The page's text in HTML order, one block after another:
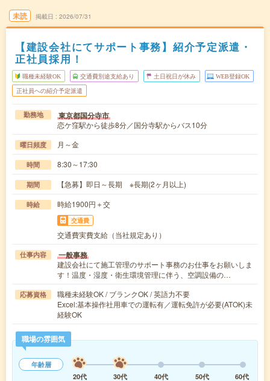
未読 掲載日 2026/07/31
【建設会社にてサポート事務】紹介予定派遣・
正社員採用！
職種未経験OK 交通費別途支給あり 土日祝日が休み WEB登録OK
正社員への紹介予定派遣
勤務地 東京都国分寺市
恋ケ窪駅から徒歩8分／国分寺駅からバス10分
曜日頻度 月～金
時間 8:30～17:30
期間 【急募】即日～長期 ※長期(2ヶ月以上)
時給 時給1900円＋交
交通費
交通費実費支給（当社規定あり）
仕事内容 一般事務
建設会社にて施工管理のサポート事務のお仕事をお願いしま
す！温度・湿度・衛生環境管理に伴う、空調設備の…
応募資格
職種未経験OK / ブランクOK / 英語力不要
Excel:基本操作社用車での運転有／運転免許が必要(ATOK)未
経験OK
職場の雰囲気
年齢層
20代
30代 40代 50代 60代